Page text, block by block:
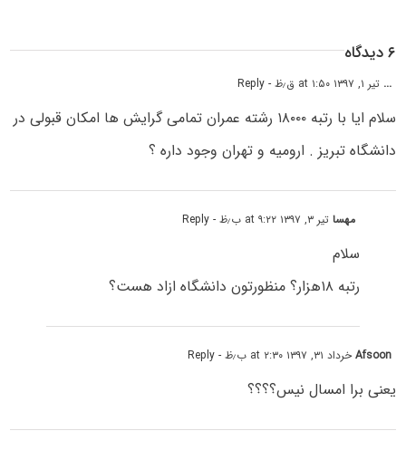
۶ دیدگاه
... تیر ۱, ۱۳۹۷ at ۱:۵۰ ق٫ظ - Reply
سلام ایا با رتبه ۱۸۰۰۰ رشته عمران تمامی گرایش ها امکان قبولی در
دانشگاه تبریز . ارومیه و تهران وجود داره ؟
مهساتیر ۳, ۱۳۹۷ at ۹:۲۲ ب٫ظ - Reply
سلام
رتبه ۱۸هزار؟ منظورتون دانشگاه ازاد هست؟
Afsoonخرداد ۳۱, ۱۳۹۷ at ۲:۳۰ ب٫ظ - Reply
یعنی برا امسال نیس؟؟؟؟